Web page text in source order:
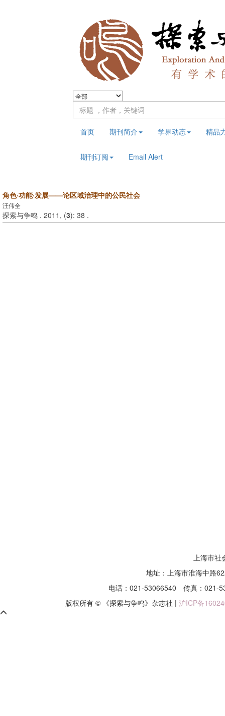
首页 期刊简介 学界动态 精品
期刊订阅 Email Alert
角色·功能·发展——论区域治理中的公民社会
汪伟全
探索与争鸣 . 2011, (3): 38 .
上海市社
地址：上海市淮海中路
电话：021-53066540 传真：
版权所有 © 《探索与争鸣》杂志社 | 沪ICP备